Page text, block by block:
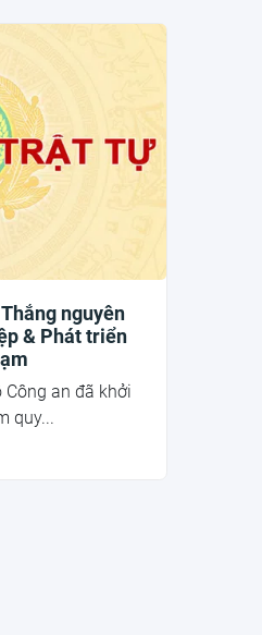
nguyên
& Phát triển
Công an đã khởi
quy...